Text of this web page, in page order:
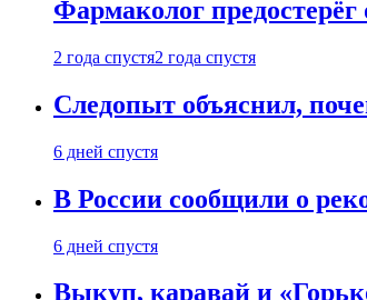
Фармаколог
2 года спустя2 года спустя
Следопыт объяснил,
6 дней спустя
В России сообщили о
6 дней спустя
Выкуп, каравай и